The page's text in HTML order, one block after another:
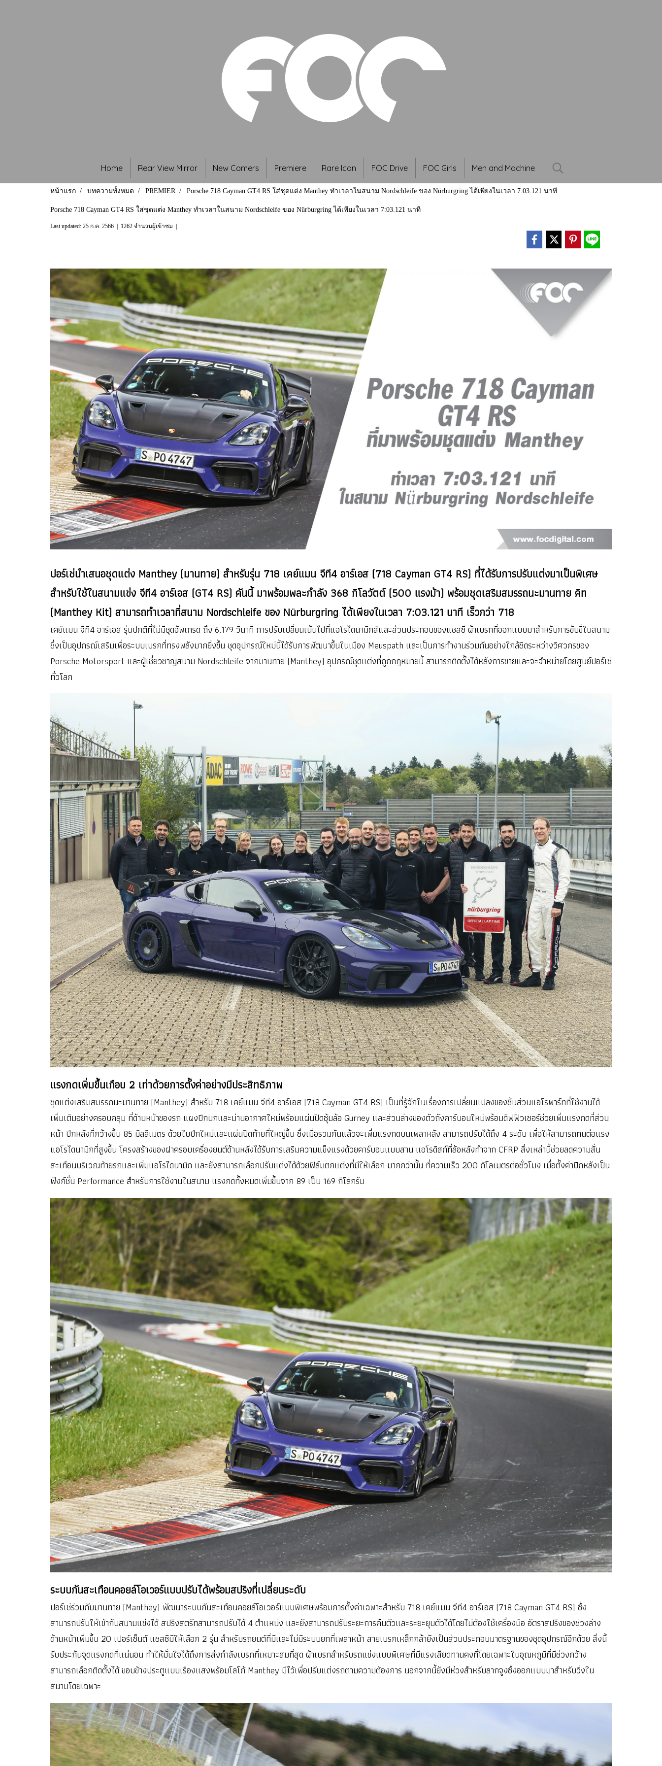
Home Rear View Mirror New Comers Premiere Rare Icon FOC Drive FOC Girls Men and Machine
หน้าแรก บทความทั้งหมด PREMIER Porsche 718 Cayman GT4 RS ใส่ชุดแต่ง Manthey ทำเวลาในสนาม Nordschleife ของ Nürburgring ได้เพียงในเวลา 7:03.121 นาที
Porsche 718 Cayman GT4 RS ใส่ชุดแต่ง Manthey ทำเวลาในสนาม Nordschleife ของ Nürburgring ได้เพียงในเวลา 7:03.121 นาที
Last updated: 25 ก.ค. 2566 1262 จำนวนผู้เข้าชม
ปอร์เช่นำเสนอชุดแต่ง Manthey (มานทาย) สำหรับรุ่น 718 เคย์แมน จีที4 อาร์เอส (718 Cayman GT4 RS) ที่ได้รับการปรับแต่งมาเป็นพิเศษ
สำหรับใช้ในสนามแข่ง จีที4 อาร์เอส (GT4 RS) คันนี้ มาพร้อมพละกำลัง 368 กิโลวัตต์ (500 แรงม้า) พร้อมชุดเสริมสมรรถนะมานทาย คิท
(Manthey Kit) สามารถทำเวลาที่สนาม Nordschleife ของ Nürburgring ได้เพียงในเวลา 7:03.121 นาที เร็วกว่า 718
เคย์แมน จีที4 อาร์เอส รุ่นปกติที่ไม่มีชุดอัพเกรด ถึง 6.179 วินาที การปรับเปลี่ยนเน้นไปที่แอโรไดนามิกส์และส่วนประกอบของแชสซี ผ้าเบรกที่ออกแบบมาสำหรับการขับขี่ในสนาม
ซึ่งเป็นอุปกรณ์เสริมเพื่อระบบเบรกที่ทรงพลังมากยิ่งขึ้น ชุดอุปกรณ์ใหม่นี้ได้รับการพัฒนาขึ้นในเมือง Meuspath และเป็นการทำงานร่วมกันอย่างใกล้ชิดระหว่างวิศวกรของ
Porsche Motorsport และผู้เชี่ยวชาญสนาม Nordschleife จากมานทาย (Manthey) อุปกรณ์ชุดแต่งที่ถูกกฎหมายนี้ สามารถติดตั้งได้หลังการขายและจะจำหน่ายโดยศูนย์ปอร์เช่
ทั่วโลก
แรงกดเพิ่มขึ้นเกือบ 2 เท่าด้วยการตั้งค่าอย่างมีประสิทธิภาพ
ชุดแต่งเสริมสมรรถนะมานทาย (Manthey) สำหรับ 718 เคย์แมน จีที4 อาร์เอส (718 Cayman GT4 RS) เป็นที่รู้จักในเรื่องการเปลี่ยนแปลงของชิ้นส่วนแอโรพาร์ทที่ใช้งานได้
เพิ่มเติมอย่างครอบคลุม ที่ด้านหน้าของรถ แผงปีกนกและม่านอากาศใหม่พร้อมแผ่นปิดซุ้มล้อ Gurney และส่วนล่างของตัวถังคาร์บอนใหม่พร้อมดิฟฟิวเซอร์ช่วยเพิ่มแรงกดที่ส่วน
หน้า ปีกหลังที่กว้างขึ้น 85 มิลลิเมตร ด้วยใบปีกใหม่และแผ่นปิดท้ายที่ใหญ่ขึ้น ซึ่งเมื่อรวมกันแล้วจะเพิ่มแรงกดบนเพลาหลัง สามารถปรับได้ถึง 4 ระดับ เพื่อให้สามารถทนต่อแรง
แอโรไดนามิกที่สูงขึ้น โครงสร้างของฝาครอบเครื่องยนต์ด้านหลังได้รับการเสริมความแข็งแรงด้วยคาร์บอนแบบสาน แอโรดิสก์ที่ล้อหลังทำจาก CFRP สิ่งเหล่านี้ช่วยลดความสั่น
สะเทือนบริเวณท้ายรถและเพิ่มแอโรไดนามิก และยังสามารถเลือกปรับแต่งได้ด้วยฟิล์มตกแต่งที่มีให้เลือก มากกว่านั้น ที่ความเร็ว 200 กิโลเมตรต่อชั่วโมง เมื่อตั้งค่าปีกหลังเป็น
ฟังก์ชั่น Performance สำหรับการใช้งานในสนาม แรงกดทั้งหมดเพิ่มขึ้นจาก 89 เป็น 169 กิโลกรัม
ระบบกันสะเทือนคอยล์โอเวอร์แบบปรับได้พร้อมสปริงที่เปลี่ยนระดับ
ปอร์เช่ร่วมกับมานทาย (Manthey) พัฒนาระบบกันสะเทือนคอยล์โอเวอร์แบบพิเศษพร้อมการตั้งค่าเฉพาะสำหรับ 718 เคย์แมน จีที4 อาร์เอส (718 Cayman GT4 RS) ซึ่ง
สามารถปรับให้เข้ากับสนามแข่งได้ สปริงสตรัทสามารถปรับได้ 4 ตำแหน่ง และยังสามารถปรับระยะการคืนตัวและระยะยุบตัวได้โดยไม่ต้องใช้เครื่องมือ อัตราสปริงของช่วงล่าง
ด้านหน้าเพิ่มขึ้น 20 เปอร์เซ็นต์ แชสซีมีให้เลือก 2 รุ่น สำหรับรถยนต์ที่มีและไม่มีระบบยกที่เพลาหน้า สายเบรกเหล็กกล้ายังเป็นส่วนประกอบมาตรฐานของชุดอุปกรณ์อีกด้วย สิ่งนี้
รับประกันจุดแรงกดที่แน่นอน ทำให้มั่นใจได้ถึงการส่งกำลังเบรกที่เหมาะสมที่สุด ผ้าเบรกสำหรับรถแข่งแบบพิเศษที่มีแรงเสียดทานคงที่โดยเฉพาะในอุณหภูมิที่มีช่วงกว้าง
สามารถเลือกติดตั้งได้ ขอบข้างประตูแบบเรืองแสงพร้อมโลโก้ Manthey มีไว้เพื่อปรับแต่งรถตามความต้องการ นอกจากนี้ยังมีห่วงสำหรับลากจูงซึ่งออกแบบมาสำหรับวิ่งใน
สนามโดยเฉพาะ